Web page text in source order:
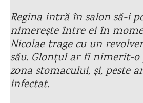
Regina intră în salon să-i
nimerește între ei în
Nicolae trage cu un
său. Glonțul ar fi nimerit-o
zona stomacului, și, peste
infectat.